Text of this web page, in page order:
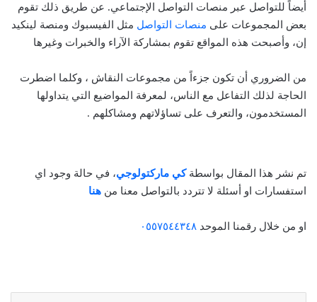
أيضاً للتواصل عبر منصات التواصل الإجتماعي. عن طريق ذلك تقوم
بعض المجموعات على منصات التواصل مثل الفيسبوك ومنصة لينكيد
إن، وأصبحت هذه المواقع تقوم بمشاركة الآراء والخبرات وغيرها
من الضروري أن تكون جزءاً من مجموعات النقاش ، وكلما اضطرت
الحاجة لذلك التفاعل مع الناس، لمعرفة المواضيع التي يتداولها
المستخدمون، والتعرف على تساؤلاتهم ومشاكلهم .
تم نشر هذا المقال بواسطةكي ماركتولوجي، في حالة وجود اي
استفسارات او أسئلة لا تتردد بالتواصل معنا من هنا
او من خلال رقمنا الموحد ٠٥٥٧٥٤٤٣٤٨